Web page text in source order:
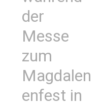
der
Messe
zum
Magdalen
enfest in